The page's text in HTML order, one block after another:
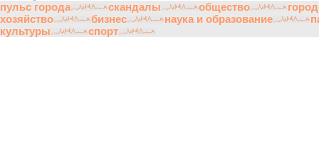
пульс города скандалы общество
хозяйство
бизнес наука и образование
культуры
спорт